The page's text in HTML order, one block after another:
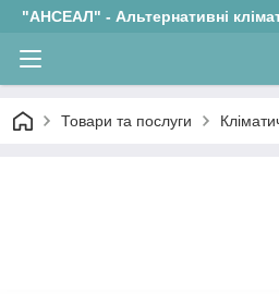
"АНСЕАЛ" - Альтернативні
Товари та послуги